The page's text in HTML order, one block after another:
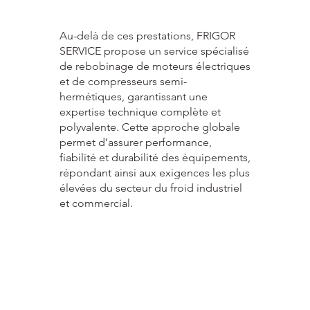
Au-delà de ces prestations, FRIGOR
SERVICE propose un service spécialisé
de rebobinage de moteurs électriques
et de compresseurs semi-
hermétiques, garantissant une
expertise technique complète et
polyvalente. Cette approche globale
permet d’assurer performance,
fiabilité et durabilité des équipements,
répondant ainsi aux exigences les plus
élevées du secteur du froid industriel
et commercial.